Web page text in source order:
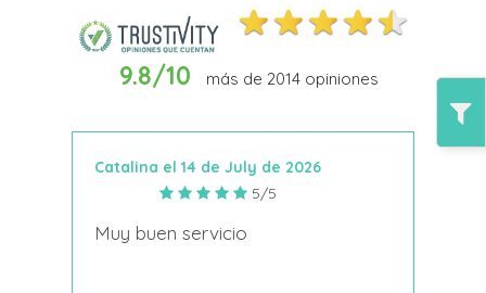
9.8/10 más de 2014opiniones
Catalina el 14 de July de 2026
5/5
Muy buen servicio